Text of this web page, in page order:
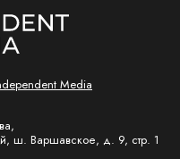
Media
ш. Варшавское, д. 9, стр. 1